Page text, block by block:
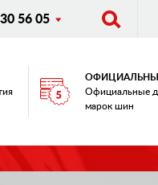
56 05
Официальные
марок шин